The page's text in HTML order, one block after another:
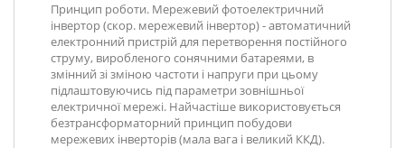
Принцип роботи. Мережевий фотоелектричний
інвертор (скор. мережевий інвертор) - автоматичний
електронний пристрій для перетворення постійного
струму, виробленого сонячними батареями, в
змінний зі зміною частоти і напруги при цьому
підлаштовуючись під параметри зовнішньої
електричної мережі. Найчастіше використовується
безтрансформаторний принцип побудови
мережевих інверторів (мала вага і великий ККД).